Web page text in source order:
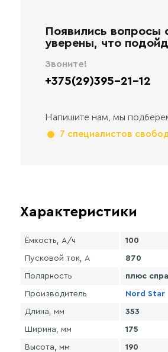
Появились вопросы
уверены, что
Звоните!
+375(29)395-21-12
Напишите нам, мы
7 специалистов
Характеристики
Ёмкость, А/ч 100
Пусковой ток, А 870
Полярность плюс
Производитель Nord Star
Длина, мм 353
Ширина, мм 175
Высота, мм 190